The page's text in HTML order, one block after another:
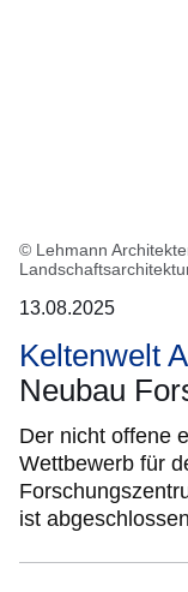
© Lehmann
13.08.2025
Keltenwelt
Neubau
Der nicht offene
Wettbewerb für
ist